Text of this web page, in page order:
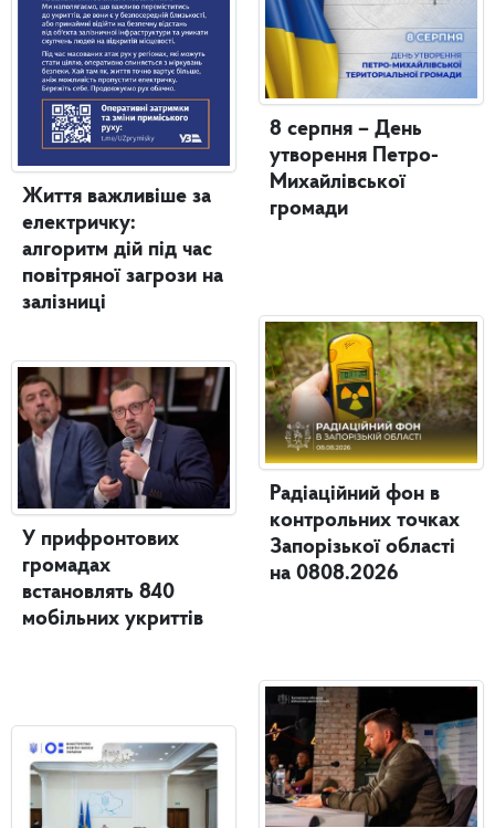
Життя важливіше за
електричку:
алгоритм дій під час
повітряної загрози на
залізниці
У прифронтових
громадах
встановлять 840
мобільних укриттів
8 серпня – День
утворення Петро-
Михайлівської
громади
Радіаційний фон в
контрольних точках
Запорізької області
на 0808.2026